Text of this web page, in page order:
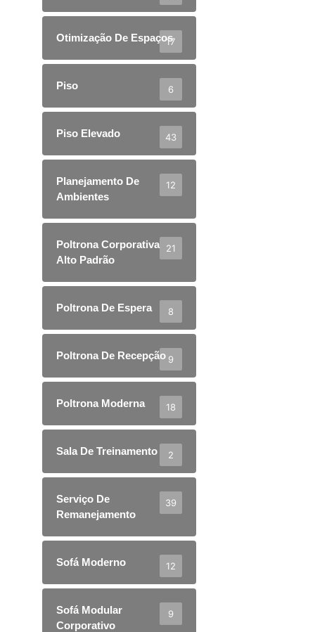
Otimização De Espaços
17
Piso 6
Piso Elevado 43
Planejamento De
Ambientes
12
Poltrona Corporativa
Alto Padrão
21
Poltrona De Espera 8
Poltrona De Recepção 9
Poltrona Moderna 18
Sala De Treinamento 2
Serviço De
Remanejamento
39
Sofá Moderno 12
Sofá Modular
Corporativo
9